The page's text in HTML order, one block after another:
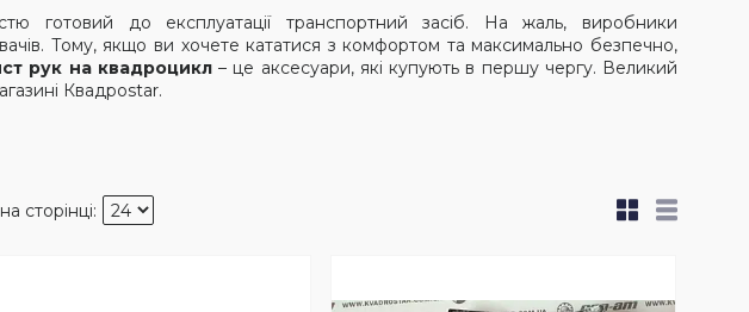
готовий до експлуатації транспортний засіб. На жаль, виробники
Тому, якщо ви хочете кататися з комфортом та максимально безпечно,
рук на квадроцикл– це аксесуари, які купують в першу чергу. Великий
Квадрostar.